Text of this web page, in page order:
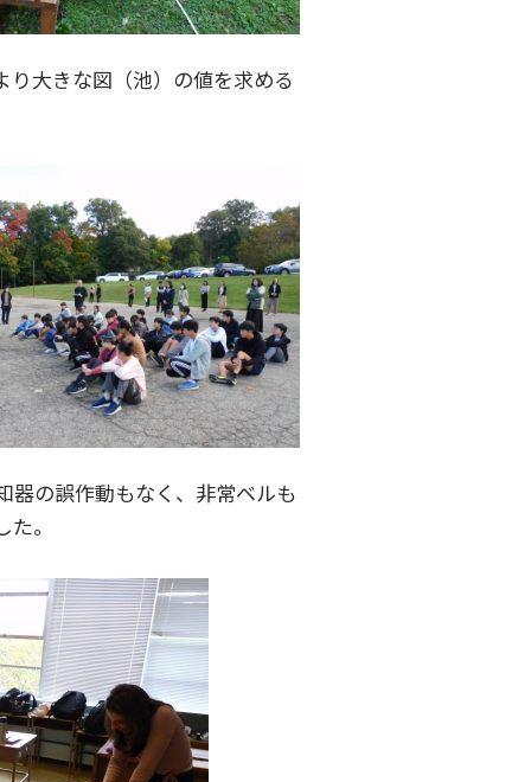
大きな図（池）の値を求める
器の誤作動もなく、非常ベルも
。